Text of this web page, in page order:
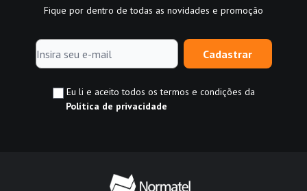
Fique por dentro de todas as novidades e promoção
Cadastrar
Eu li e aceito todos os termos e condições da
Política de privacidade